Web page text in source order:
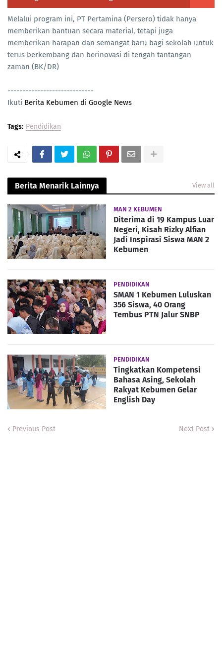
Melalui program ini, PT Pertamina (Persero) tidak hanya
memberikan bantuan secara material, tetapi juga
memberikan harapan dan semangat baru bagi sekolah untuk
terus berkembang dan berinovasi di tengah tantangan
zaman (BK/DR)
-----------------------------
Ikuti Berita Kebumen di Google News
Tags: Pendidikan
Berita Menarik Lainnya View all
MAN 2 KEBUMEN
Diterima di 19 Kampus Luar
Negeri, Kisah Rizky Alfian
Jadi Inspirasi Siswa MAN 2
Kebumen
PENDIDIKAN
SMAN 1 Kebumen Luluskan
356 Siswa, 40 Orang
Tembus PTN Jalur SNBP
PENDIDIKAN
Tingkatkan Kompetensi
Bahasa Asing, Sekolah
Rakyat Kebumen Gelar
English Day
Previous Post Next Post